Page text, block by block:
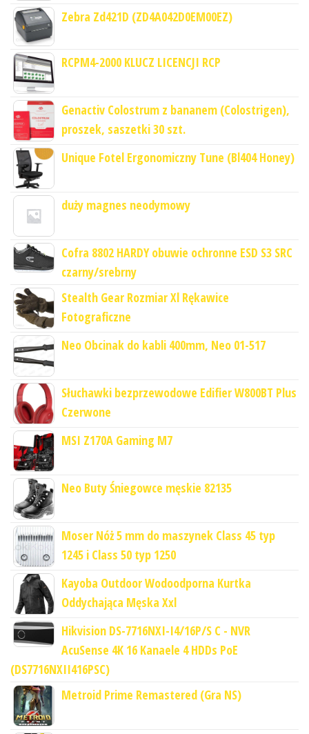
Zebra Zd421D (ZD4A042D0EM00EZ)
RCPM4-2000 KLUCZ LICENCJI RCP
Genactiv Colostrum z bananem (Colostrigen),
proszek, saszetki 30 szt.
Unique Fotel Ergonomiczny Tune (Bl404 Honey)
duży magnes neodymowy
Cofra 8802 HARDY obuwie ochronne ESD S3 SRC
czarny/srebrny
Stealth Gear Rozmiar Xl Rękawice
Fotograficzne
Neo Obcinak do kabli 400mm, Neo 01-517
Słuchawki bezprzewodowe Edifier W800BT Plus
Czerwone
MSI Z170A Gaming M7
Neo Buty Śniegowce męskie 82135
Moser Nóż 5 mm do maszynek Class 45 typ
1245 i Class 50 typ 1250
Kayoba Outdoor Wodoodporna Kurtka
Oddychająca Męska Xxl
Hikvision DS-7716NXI-I4/16P/S C - NVR
AcuSense 4K 16 Kanaele 4 HDDs PoE
(DS7716NXII416PSC)
Metroid Prime Remastered (Gra NS)